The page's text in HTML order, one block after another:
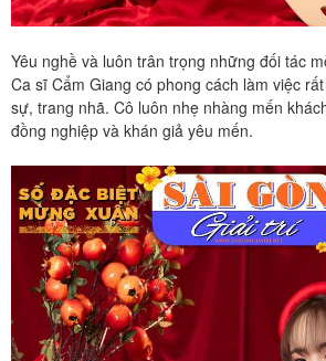
Yêu nghề và luôn trân trọng những đối tác
Ca sĩ Cẩm Giang có phong cách làm việc
sự, trang nhã. Cô luôn nhẹ nhàng mến
đồng nghiệp và khán giả yêu mến.